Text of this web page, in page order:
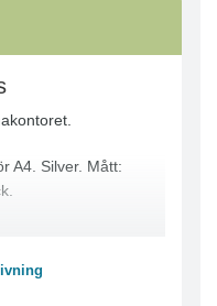
A4. Silver. Mått: